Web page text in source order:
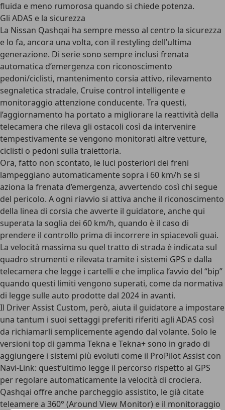
fluida e meno rumorosa quando si chiede potenza.
Gli ADAS e la sicurezza
La Nissan Qashqai ha sempre messo al centro la sicurezza
e lo fa, ancora una volta, con il restyling dell’ultima
generazione. Di serie sono sempre inclusi frenata
automatica d’emergenza con riconoscimento
pedoni/ciclisti, mantenimento corsia attivo, rilevamento
segnaletica stradale, Cruise control intelligente e
monitoraggio attenzione conducente. Tra questi,
l’aggiornamento ha portato a migliorare la reattività della
telecamera che rileva gli ostacoli così da intervenire
tempestivamente se vengono monitorati altre vetture,
ciclisti o pedoni sulla traiettoria.
Ora, fatto non scontato, le luci posteriori dei freni
lampeggiano automaticamente sopra i 60 km/h se si
aziona la frenata d’emergenza, avvertendo così chi segue
del pericolo. A ogni riavvio si attiva anche il riconoscimento
della linea di corsia che avverte il guidatore, anche qui
superata la soglia dei 60 km/h, quando è il caso di
prendere il controllo prima di incorrere in spiacevoli guai.
La velocità massima su quel tratto di strada è indicata sul
quadro strumenti e rilevata tramite i sistemi GPS e dalla
telecamera che legge i cartelli e che implica l’avvio del “bip”
quando questi limiti vengono superati, come da normativa
di legge sulle auto prodotte dal 2024 in avanti.
Il Driver Assist Custom, però, aiuta il guidatore a impostare
una tantum i suoi settaggi preferiti riferiti agli ADAS così
da richiamarli semplicemente agendo dal volante. Solo le
versioni top di gamma Tekna e Tekna+ sono in grado di
aggiungere i sistemi più evoluti come il ProPilot Assist con
Navi-Link: quest’ultimo legge il percorso rispetto al GPS
per regolare automaticamente la velocità di crociera.
Qashqai offre anche parcheggio assistito, le già citate
teleamere a 360° (Around View Monitor) e il monitoraggio